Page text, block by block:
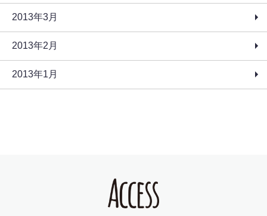
2013年3月
2013年2月
2013年1月